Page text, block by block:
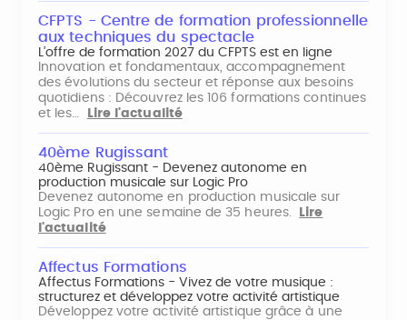
CFPTS - Centre de formation professionnelle
aux techniques du spectacle
L’offre de formation 2027 du CFPTS est en ligne
Innovation et fondamentaux, accompagnement
des évolutions du secteur et réponse aux besoins
quotidiens : Découvrez les 106 formations continues
et les…
Lire l'actualité
40ème Rugissant
40ème Rugissant - Devenez autonome en
production musicale sur Logic Pro
Devenez autonome en production musicale sur
Logic Pro en une semaine de 35 heures.
Lire
l'actualité
Affectus Formations
Affectus Formations - Vivez de votre musique :
structurez et développez votre activité artistique
Développez votre activité artistique grâce à une